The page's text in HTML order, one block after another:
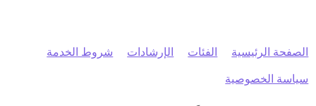
الصفحة الرئيسية الفئات الإرشادات شروط الخدمة
سياسة الخصوصية